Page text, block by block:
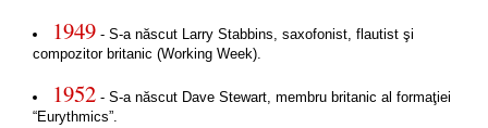
1949- S-a născut Larry Stabbins, saxofonist, flautist şi
compozitor britanic (Working Week).
1952- S-a născut Dave Stewart, membru britanic al formaţiei
“Eurythmics”.